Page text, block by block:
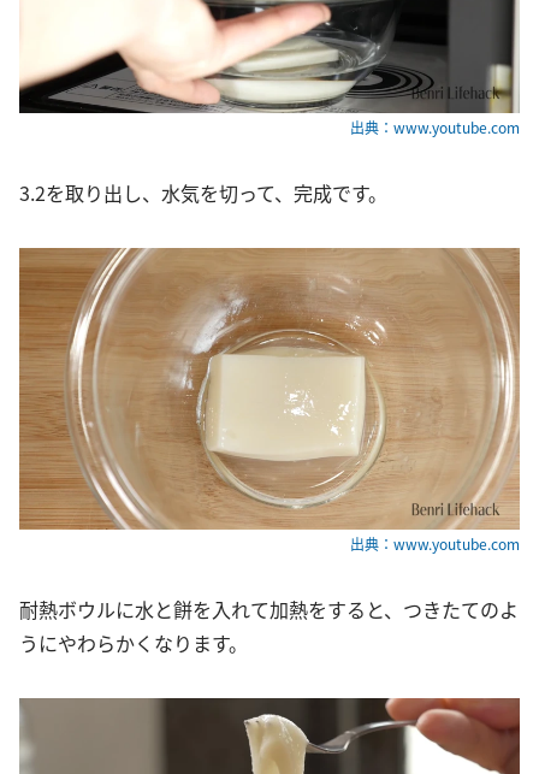
出典：www.youtube.com
3.2を取り出し、水気を切って、完成です。
出典：www.youtube.com
耐熱ボウルに水と餅を入れて加熱をすると、つきたてのよ
うにやわらかくなります。